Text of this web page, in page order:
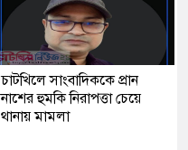
চাটখিলে সাংবাদিককে প্রান
নাশের হুমকি নিরাপত্তা চেয়ে
থানায় মামলা